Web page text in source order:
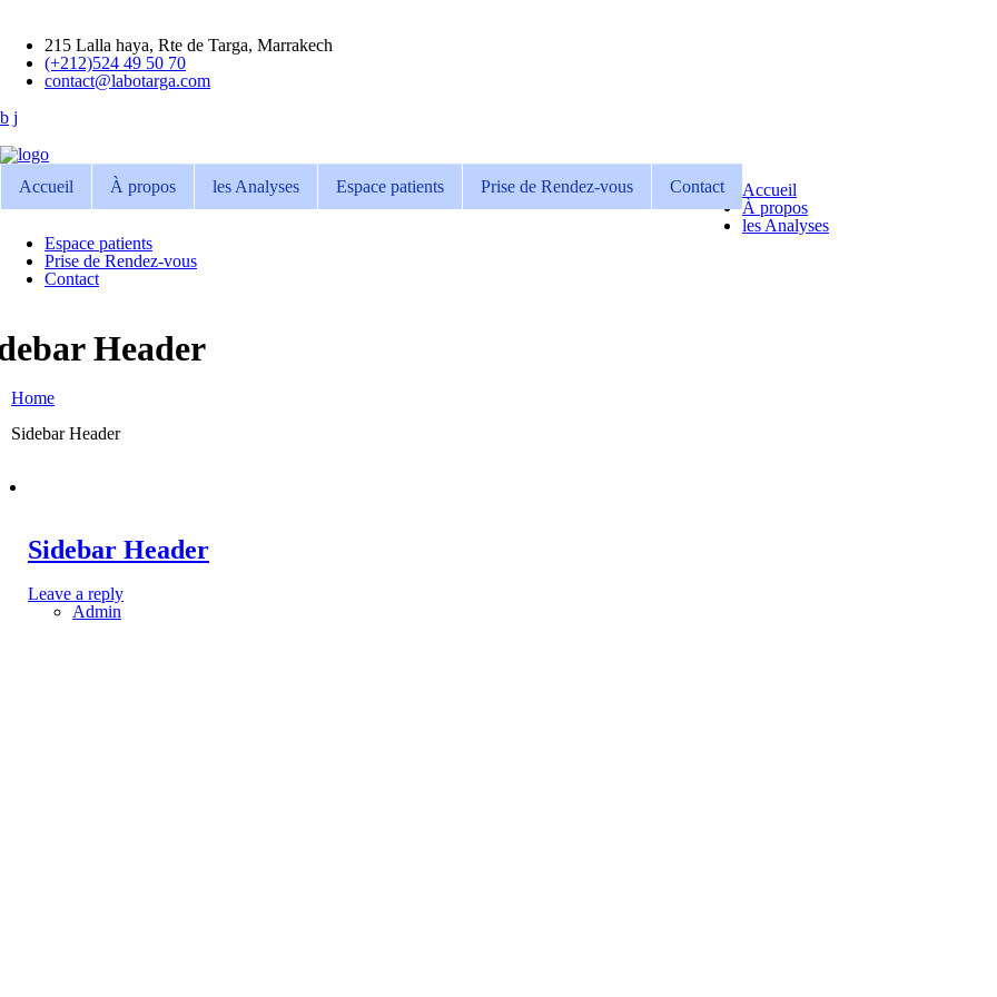
215 Lalla haya, Rte de Targa, Marrakech
(+212)524 49 50 70
contact@labotarga.com
Accueil À propos les Analyses Espace patients Prise de Rendez-vous Contact
Accueil
À propos
les Analyses
Espace patients
Prise de Rendez-vous
Contact
Header
Home
Sidebar Header
Sidebar Header
Leave a reply
Admin